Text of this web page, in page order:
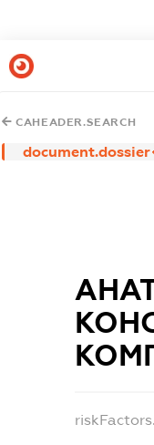
CAHEADER.SEARCH
document.dossier